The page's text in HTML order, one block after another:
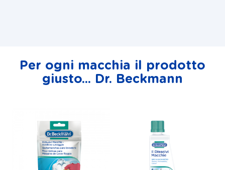
Per ogni macchia il prodotto
giusto... Dr. Beckmann